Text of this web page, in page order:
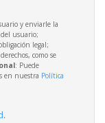
y enviarle la
usuario;
legal;
como se
: Puede
en nuestra Política
.